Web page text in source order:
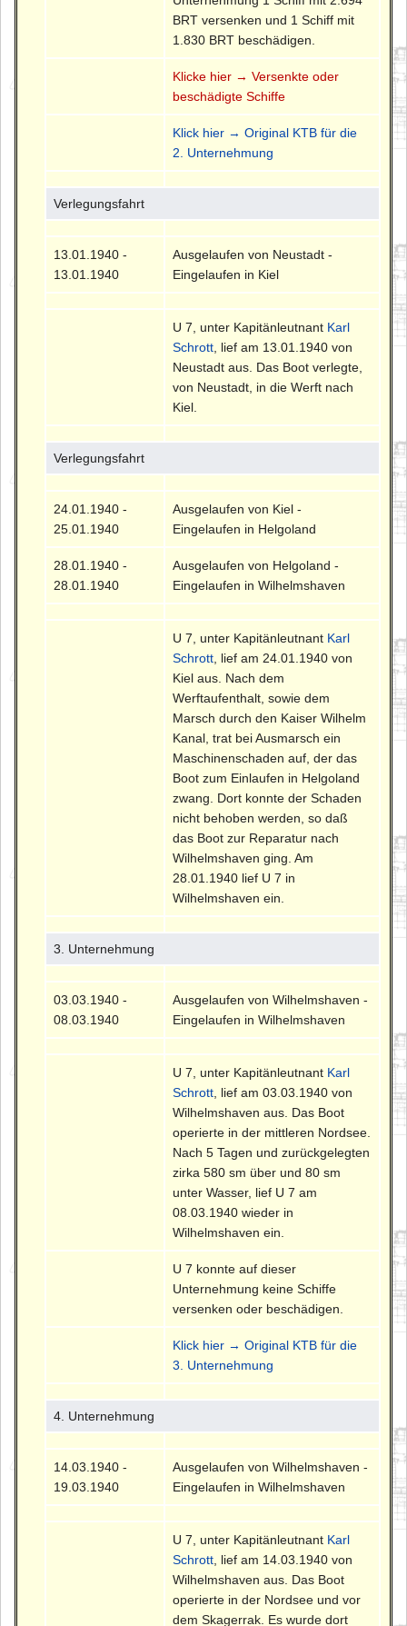
BRT versenken und 1 Schiff mit
1.830 BRT beschädigen.
Klicke hier → Versenkte oder
beschädigte Schiffe
Klick hier → Original KTB für die
2. Unternehmung
Verlegungsfahrt
13.01.1940 -
13.01.1940
Ausgelaufen von Neustadt -
Eingelaufen in Kiel
U 7, unter Kapitänleutnant Karl
Schrott , lief am 13.01.1940 von
Neustadt aus. Das Boot verlegte,
von Neustadt, in die Werft nach
Kiel.
Verlegungsfahrt
24.01.1940 -
25.01.1940
Ausgelaufen von Kiel -
Eingelaufen in Helgoland
28.01.1940 -
28.01.1940
Ausgelaufen von Helgoland -
Eingelaufen in Wilhelmshaven
U 7, unter Kapitänleutnant Karl
Schrott , lief am 24.01.1940 von
Kiel aus. Nach dem
Werftaufenthalt, sowie dem
Marsch durch den Kaiser Wilhelm
Kanal, trat bei Ausmarsch ein
Maschinenschaden auf, der das
Boot zum Einlaufen in Helgoland
zwang. Dort konnte der Schaden
nicht behoben werden, so daß
das Boot zur Reparatur nach
Wilhelmshaven ging. Am
28.01.1940 lief U 7 in
Wilhelmshaven ein.
3. Unternehmung
03.03.1940 -
08.03.1940
Ausgelaufen von Wilhelmshaven -
Eingelaufen in Wilhelmshaven
U 7, unter Kapitänleutnant Karl
Schrott , lief am 03.03.1940 von
Wilhelmshaven aus. Das Boot
operierte in der mittleren Nordsee.
Nach 5 Tagen und zurückgelegten
zirka 580 sm über und 80 sm
unter Wasser, lief U 7 am
08.03.1940 wieder in
Wilhelmshaven ein.
U 7 konnte auf dieser
Unternehmung keine Schiffe
versenken oder beschädigen.
Klick hier → Original KTB für die
3. Unternehmung
4. Unternehmung
14.03.1940 -
19.03.1940
Ausgelaufen von Wilhelmshaven -
Eingelaufen in Wilhelmshaven
U 7, unter Kapitänleutnant Karl
Schrott , lief am 14.03.1940 von
Wilhelmshaven aus. Das Boot
operierte in der Nordsee und vor
dem Skagerrak. Es wurde dort